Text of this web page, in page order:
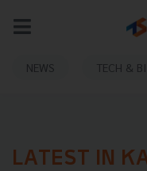
NEWS TECH &
LATEST IN